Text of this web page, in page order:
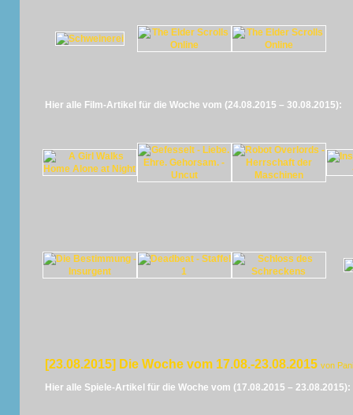
Hier alle Film-Artikel für die Woche vom (24.08.2015 – 30.08.2015):
[23.08.2015] Die Woche vom 17.08.-23.08.2015 von
Hier alle Spiele-Artikel für die Woche vom (17.08.2015 – 23.08.2015):